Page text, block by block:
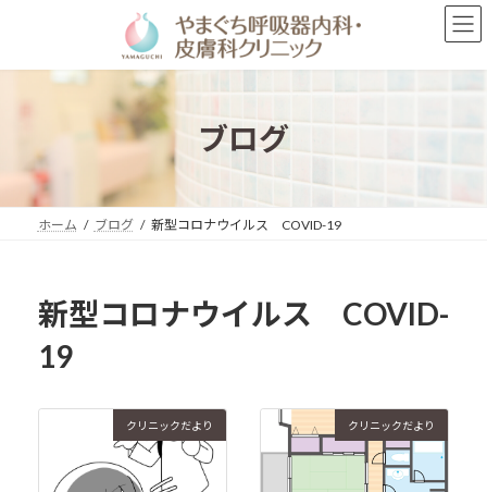
ン
プ
ー
動
ブログ
ホーム ブログ 新型コロナウイルス COVID-19
新型コロナウイルス COVID-
19
クリニックだより クリニックだより